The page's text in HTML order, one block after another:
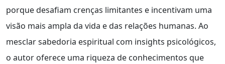
porque desafiam crenças limitantes e incentivam uma
visão mais ampla da vida e das relações humanas. Ao
mesclar sabedoria espiritual com insights psicológicos,
o autor oferece uma riqueza de conhecimentos que